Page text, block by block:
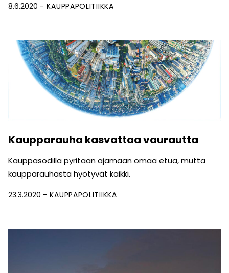
8.6.2020 KAUPPAPOLITIIKKA
Kaupparauha kasvattaa vaurautta
Kauppasodilla pyritään ajamaan omaa etua, mutta
kaupparauhasta hyötyvät kaikki.
23.3.2020 KAUPPAPOLITIIKKA